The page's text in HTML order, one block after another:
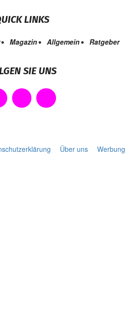
LINKS
Magazin Allgemein Ratgeber
SIE UNS
Über uns Werbung